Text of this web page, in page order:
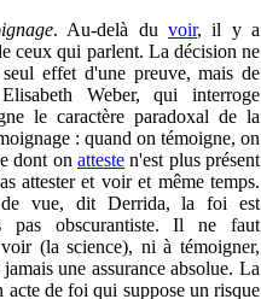
. Au-delà duvoir, il y a
ceux qui parlent. La décision ne
effet d'une preuve, mais de
Weber, qui interroge
le caractère paradoxal de la
: quand on témoigne, on
dont on atteste n'est plus présent
attester et voir et même temps.
vue, dit Derrida, la foi est
pas obscurantiste. Il ne faut
(la science), ni à témoigner,
une assurance absolue. La
acte de foi qui suppose un risque